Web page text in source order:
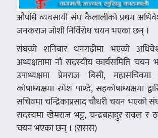
औषधि व्यवसायी संघ कैलालीको प्रथम
जनकराज जोशी निर्विरोध चयन भएका छन् ।
संघको शनिबार धनगढीमा भएको
अध्यक्षतामा नौ सदस्यीय कार्यसमिति चयन
उपाध्यक्षमा प्रेमराज बिसी,
कोषाध्यक्षमा रमेश पाण्डे, सहकोषाध्यक्षमा
सचिवमा चन्द्रिकाप्रसाद चौधरी चयन भएको
सदस्यमा खेमराज भट्ट, चन्द्रबहादुर रावल र
चयन भएका छन् । (रासस)